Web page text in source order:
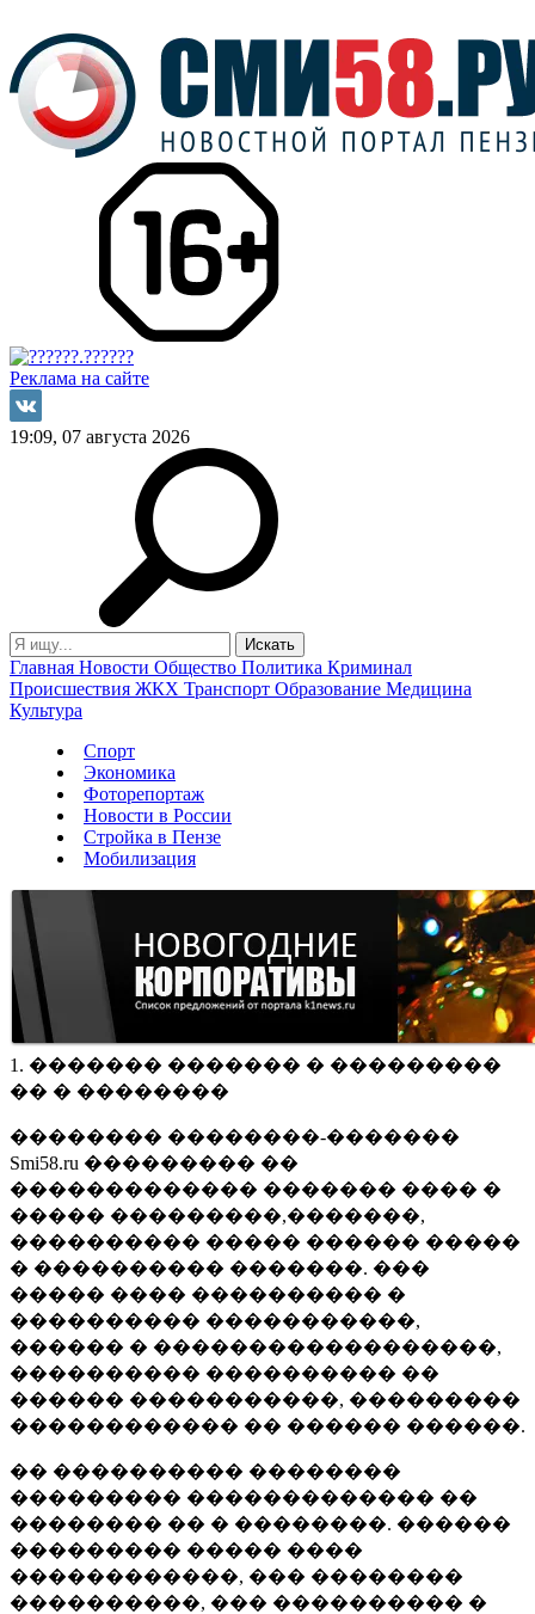
Реклама на сайте
19:09, 07 августа 2026
Главная Новости Общество Политика Криминал
Происшествия ЖКХ Транспорт Образование Медицина
Культура
Спорт
Экономика
Фоторепортаж
Новости в России
Стройка в Пензе
Мобилизация
1. ������� ������� � ���������
�� � ��������
�������� ��������-�������
Smi58.ru ��������� ��
������������� ������� ���� �
����� ���������,�������,
���������� ����� ������ �����
� ���������� �������. ���
����� ���� ���������� �
���������� �����������,
������ � ������������������,
���������� ���������� ��
������ �����������, ���������
������������ �� ������ ������.
�� ���������� ��������
��������� ������������� ��
�������� �� � ��������. ������
��������� ����� ����
������������, ��� ��������
����������, ��� ���������� �